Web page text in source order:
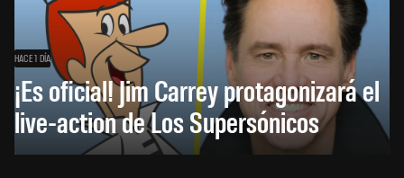
HACE 1 DÍA
¡Es oficial! Jim Carrey protagonizará el
live-action de Los Supersónicos